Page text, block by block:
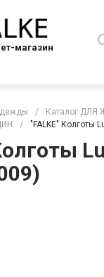
магазин
/ Каталог ДЛЯ
/ "FALKE" Колготы